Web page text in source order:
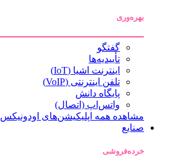
بهره‌وری
گفتگو
تأییدیه‌ها
اینترنت اشیا (IoT)
تلفن اینترنتی (VoIP)
پایگاه دانش
واتس‌اپ (اتصال)
مشاهده همه اپلیکیشن‌های اودونیکس
صنایع
خرده‌فروشی